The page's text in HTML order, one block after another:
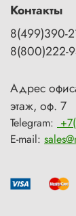
Контакты
8(499)390-
8(800)222-
Адрес
этаж, оф. 7
Telegram:
E-mail: